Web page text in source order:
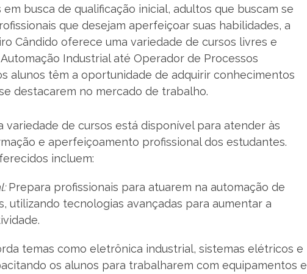
em busca de qualificação inicial, adultos que buscam se
que desejam aperfeiçoar suas habilidades, a
Cândido oferece uma variedade de cursos livres e
Industrial até Operador de Processos
alunos têm a oportunidade de adquirir conhecimentos
destacarem no mercado de trabalho.
variedade de cursos está disponível para atender às
e aperfeiçoamento profissional dos estudantes.
incluem:
Prepara profissionais para atuarem na automação de
utilizando tecnologias avançadas para aumentar a
temas como eletrônica industrial, sistemas elétricos e
os alunos para trabalharem com equipamentos e